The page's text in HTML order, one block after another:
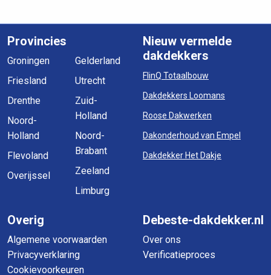
Provincies
Groningen
Friesland
Drenthe
Noord-
Holland
Flevoland
Overijssel
Gelderland
Utrecht
Zuid-
Holland
Noord-
Brabant
Zeeland
Limburg
Nieuw vermelde
dakdekkers
FlinQ Totaalbouw
Dakdekkers Loomans
Roose Dakwerken
Dakonderhoud van Empel
Dakdekker Het Dakje
Overig
Algemene voorwaarden
Privacyverklaring
Cookievoorkeuren
Debeste-dakdekker.nl
Over ons
Verificatieproces